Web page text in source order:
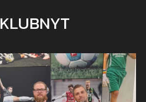
KLUBNYT